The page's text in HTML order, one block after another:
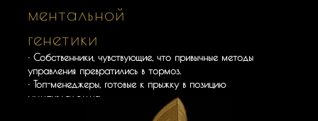
ментальной
генетики
· Собственники, чувствующие, что привычные методы
управления превратились в тормоз.
· Топ-менеджеры, готовые к прыжку в позицию
мультивладельца.
· Предприниматели, осознавшие необходимость